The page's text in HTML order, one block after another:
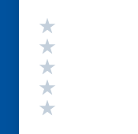
Valutazione